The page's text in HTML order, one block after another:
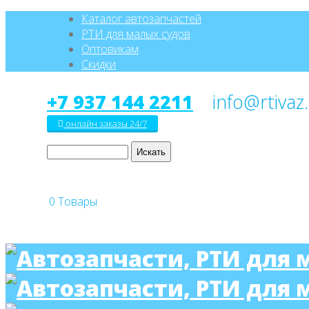
Каталог автозапчастей
РТИ для малых судов
Оптовикам
Скидки
+7 937 144 2211
онлайн заказы 24/7
0 Товары